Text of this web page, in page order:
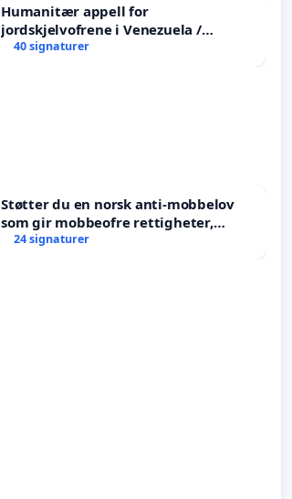
Humanitær appell for
jordskjelvofrene i Venezuela /
Humanitarian Appeal for the
40 signaturer
Støtter du en norsk anti-mobbelov
som gir mobbeofre rettigheter,
oppreisning og hjelp?
24 signaturer